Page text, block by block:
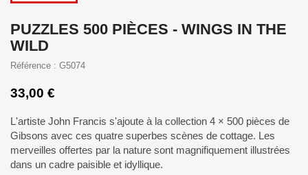
PUZZLES 500 PIÈCES - WINGS IN THE
WILD
Référence : G5074
33,00 €
L'artiste John Francis s'ajoute à la collection 4 × 500 pièces de
Gibsons avec ces quatre superbes scènes de cottage. Les
merveilles offertes par la nature sont magnifiquement illustrées
dans un cadre paisible et idyllique.